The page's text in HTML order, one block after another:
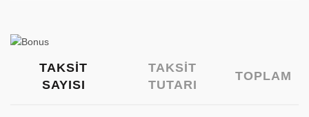
TAKSIT
SAYISI
TAKSIT
TUTARI
TOPLAM